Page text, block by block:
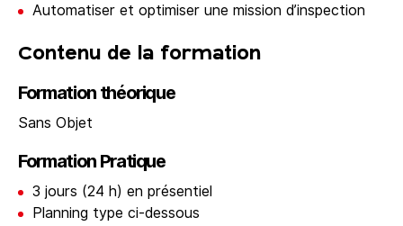
Automatiser et optimiser une mission d’inspection
Contenu de la formation
Formation théorique
Sans Objet
Formation Pratique
3 jours (24 h) en présentiel
Planning type ci-dessous